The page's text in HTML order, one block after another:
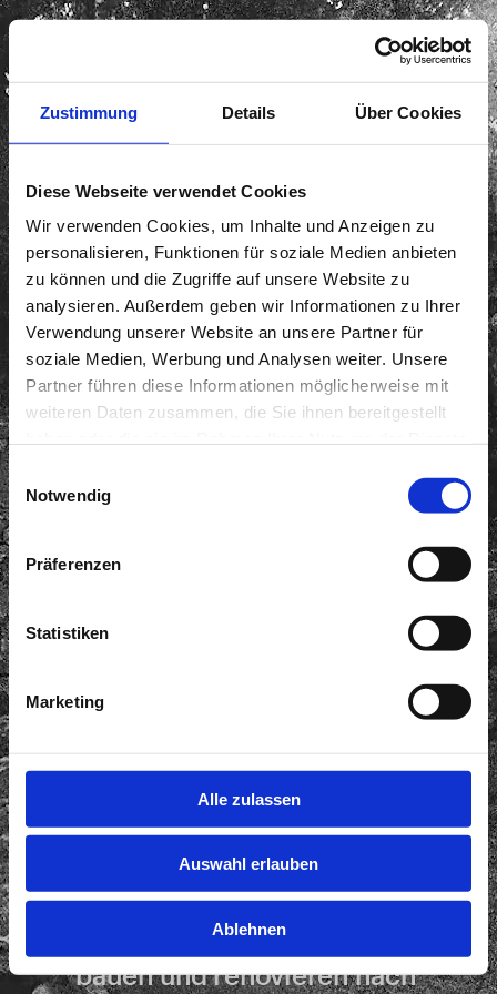
Zustimmung Details Über Cookies
Diese Webseite verwendet Cookies
Wir verwenden Cookies, um Inhalte und Anzeigen zu
personalisieren, Funktionen für soziale Medien anbieten
zu können und die Zugriffe auf unsere Website zu
analysieren. Außerdem geben wir Informationen zu Ihrer
Verwendung unserer Website an unsere Partner für
soziale Medien, Werbung und Analysen weiter. Unsere
Partner führen diese Informationen möglicherweise mit
weiteren Daten zusammen, die Sie ihnen bereitgestellt
Einwilligungsauswahl
Notwendig
Präferenzen
Statistiken
Marketing
Alle zulassen
Auswahl erlauben
Ablehnen
bauen und renovieren nach